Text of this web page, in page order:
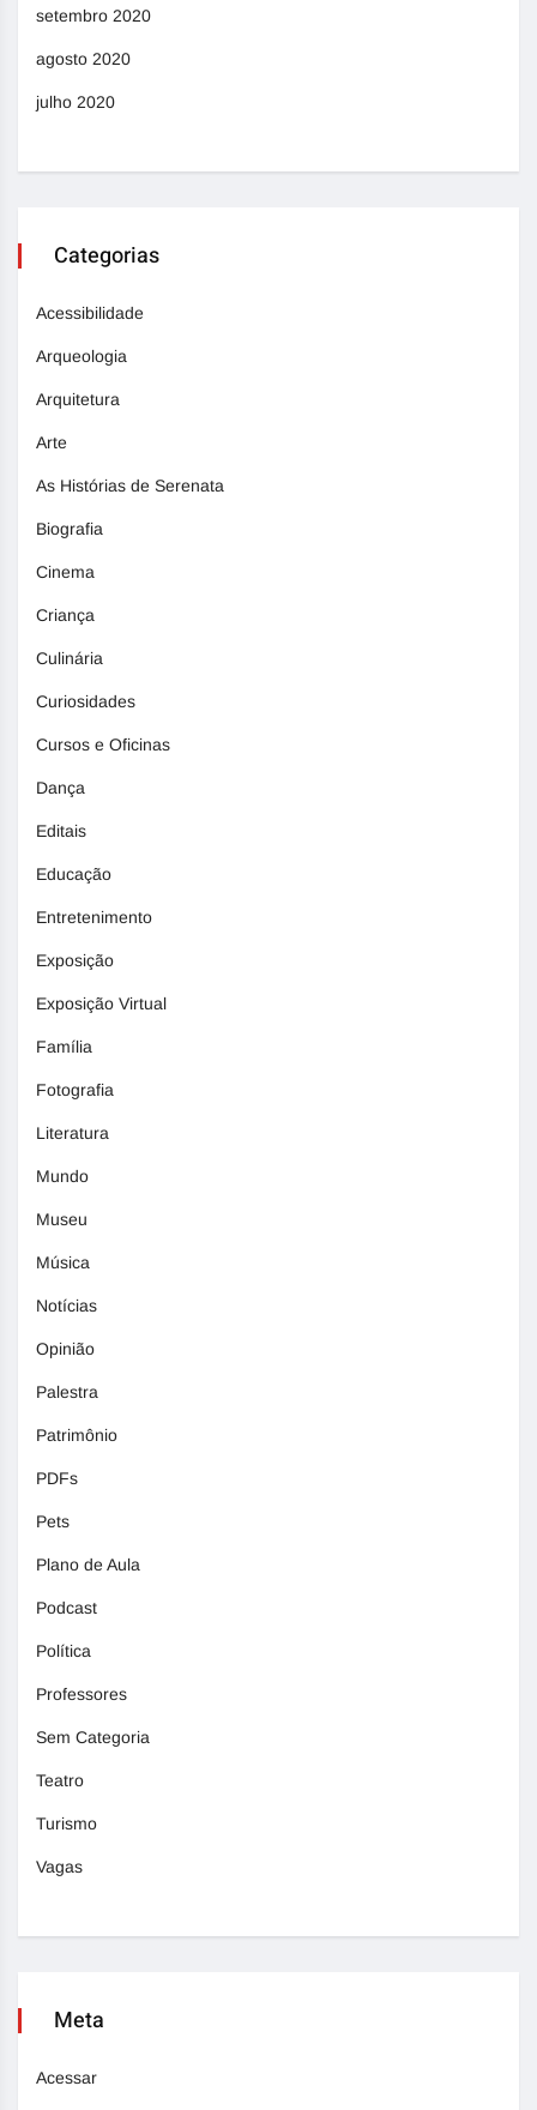
setembro 2020
agosto 2020
julho 2020
Categorias
Acessibilidade
Arqueologia
Arquitetura
Arte
As Histórias de Serenata
Biografia
Cinema
Criança
Culinária
Curiosidades
Cursos e Oficinas
Dança
Editais
Educação
Entretenimento
Exposição
Exposição Virtual
Família
Fotografia
Literatura
Mundo
Museu
Música
Notícias
Opinião
Palestra
Patrimônio
PDFs
Pets
Plano de Aula
Podcast
Política
Professores
Sem Categoria
Teatro
Turismo
Vagas
Meta
Acessar